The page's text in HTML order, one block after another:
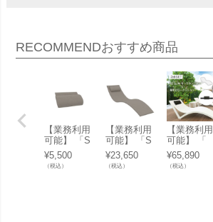
RECOMMENDおすすめ商品
【業務利用
可能】 「S
E SLIM エ
スイー スリ
ム サンラウ
¥5,500
（税込）
【業務利用
可能】 「S
E SLIM エ
スイー スリ
ム サンラウ
¥23,650
（税込）
【業務利用
可能】 「
【 2点セッ
ト 】 オリ
ジナル ピロ
¥65,890
（税込）